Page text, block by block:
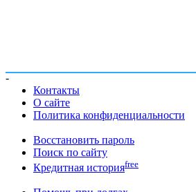
-
Контакты
О сайте
Политика конфиденциальности
Восстановить пароль
Поиск по сайту
Кредитная историяfree